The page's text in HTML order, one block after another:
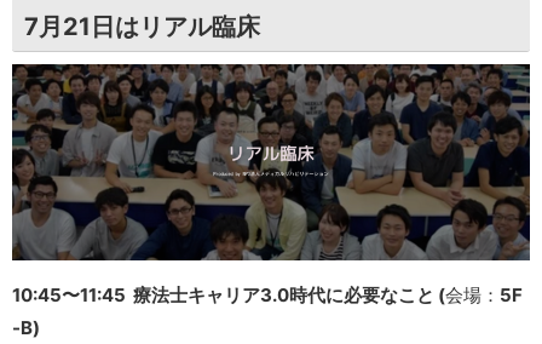
7月21日はリアル臨床
10:45〜11:45 療法士キャリア3.0時代に必要なこと (会場： 5F
-B)